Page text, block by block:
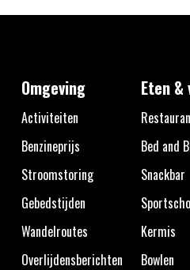
Omgeving
Activiteiten
Benzineprijs
Stroomstoring
Gebedstijden
Wandelroutes
Overlijdensberichten
Eten
Bed and
Snackbar
Kermis
Bowlen